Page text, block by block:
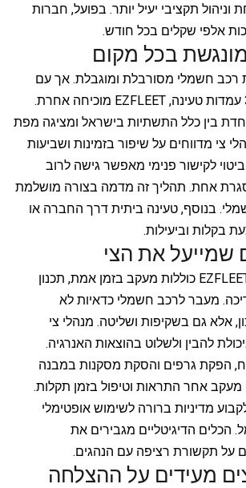
וניהול תקציבי יעיל יותר. בפועל, חברות
אלפי שקלים בכל חודש.
בכל מקום
רכב חשמלי מסורבלת ומוגבלת. אך עם
גישה ליותר מ-3,000 עמדות טעינה, EZFLEET מוכיחה אחרת.
בין כלל התשתיות בישראל ומציגה מפת
צי מדווחים על שיפור בזמינות ושביעות
ביטוי לקישור פנימי מאפשר גישה לרוב
אחת. תהליך זה מדמה בצורה מושלמת
בנוסף, טעינה ביתית דרך החברה או
בקלות וביעילות.
שמייעל את הצי
מערכות הניהול של EZFLEET כוללות מעקב בזמן אמת, תכנון
מעבר לרכב חשמלי כדאיות לא
אלא גם בשקיפות ושליטה. מנהלי צי
להבין ולשלוט בהוצאות האנרגיה.
הפקת גרפים והסקת מסקנות במבנה
אחר התראות וטיפול בזמן תקלות.
מדיניות ברורה לשימוש אופטימלי
הכלים הדיגיטליים מגבירים את
על תקשורת רציפה עם הנהגים.
מעידים על ההצלחה